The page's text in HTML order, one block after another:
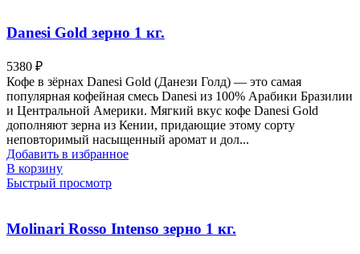
Danesi Gold зерно 1 кг.
5380 ₽
Кофе в зёрнах Danesi Gold (Данези Голд) — это самая
популярная кофейная смесь Danesi из 100% Арабики Бразилии
и Центральной Америки. Мягкий вкус кофе Danesi Gold
дополняют зерна из Кении, придающие этому сорту
неповторимый насыщенный аромат и дол...
Добавить в избранное
В корзину
Быстрый просмотр
Molinari Rosso Intenso зерно 1 кг.